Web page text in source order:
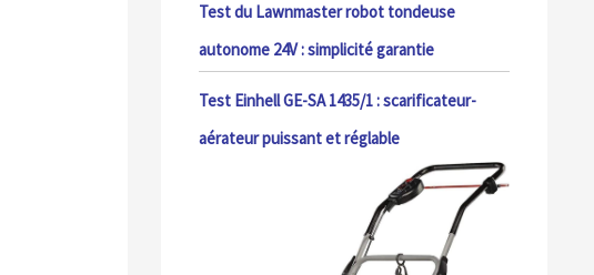
Test du Lawnmaster robot tondeuse
autonome 24V : simplicité garantie
Test Einhell GE-SA 1435/1 : scarificateur-
aérateur puissant et réglable